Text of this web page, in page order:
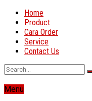
Home
Product
Cara Order
Service
Contact Us
Menu